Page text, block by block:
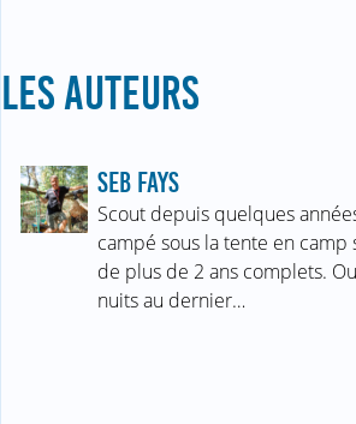
LES AUTEURS
SEB FAYS
Scout depuis quelques
campé sous la tente en
de plus de 2 ans complets.
nuits au dernier…